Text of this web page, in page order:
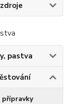
pastva
přípravky